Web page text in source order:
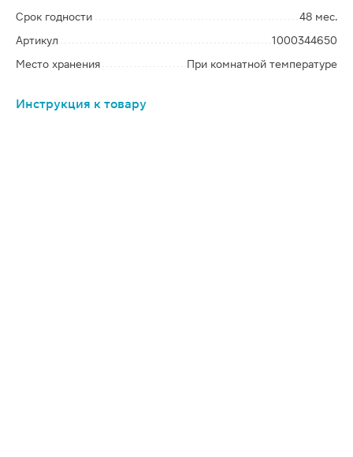
Срок годности
48 мес.
Артикул
1000344650
Место хранения
При комнатной температуре
Инструкция к товару